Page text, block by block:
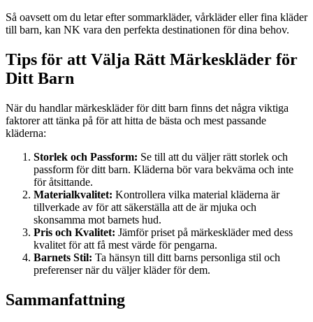
Så oavsett om du letar efter sommarkläder, vårkläder eller fina kläder
till barn, kan NK vara den perfekta destinationen för dina behov.
Tips för att Välja Rätt Märkeskläder för
Ditt Barn
När du handlar märkeskläder för ditt barn finns det några viktiga
faktorer att tänka på för att hitta de bästa och mest passande
kläderna:
Storlek och Passform: Se till att du väljer rätt storlek och
passform för ditt barn. Kläderna bör vara bekväma och inte
för åtsittande.
Materialkvalitet: Kontrollera vilka material kläderna är
tillverkade av för att säkerställa att de är mjuka och
skonsamma mot barnets hud.
Pris och Kvalitet: Jämför priset på märkeskläder med dess
kvalitet för att få mest värde för pengarna.
Barnets Stil: Ta hänsyn till ditt barns personliga stil och
preferenser när du väljer kläder för dem.
Sammanfattning